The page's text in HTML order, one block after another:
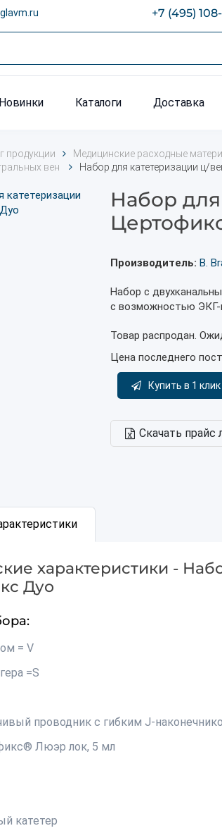
+7 (495)
Новинки Каталоги Доставка
продукции Медицинские расходные
вен
Набор для катетеризации ц/
Набор
Производитель: B.
Набор с
с возможностью ЭКГ-
Товар распродан.
Цена последнего
Купить в 1 клик
Скачать прайс
характеристики -
Дуо
= V
=S
проводник с гибким J-
Люэр лок, 5 мл
катетер